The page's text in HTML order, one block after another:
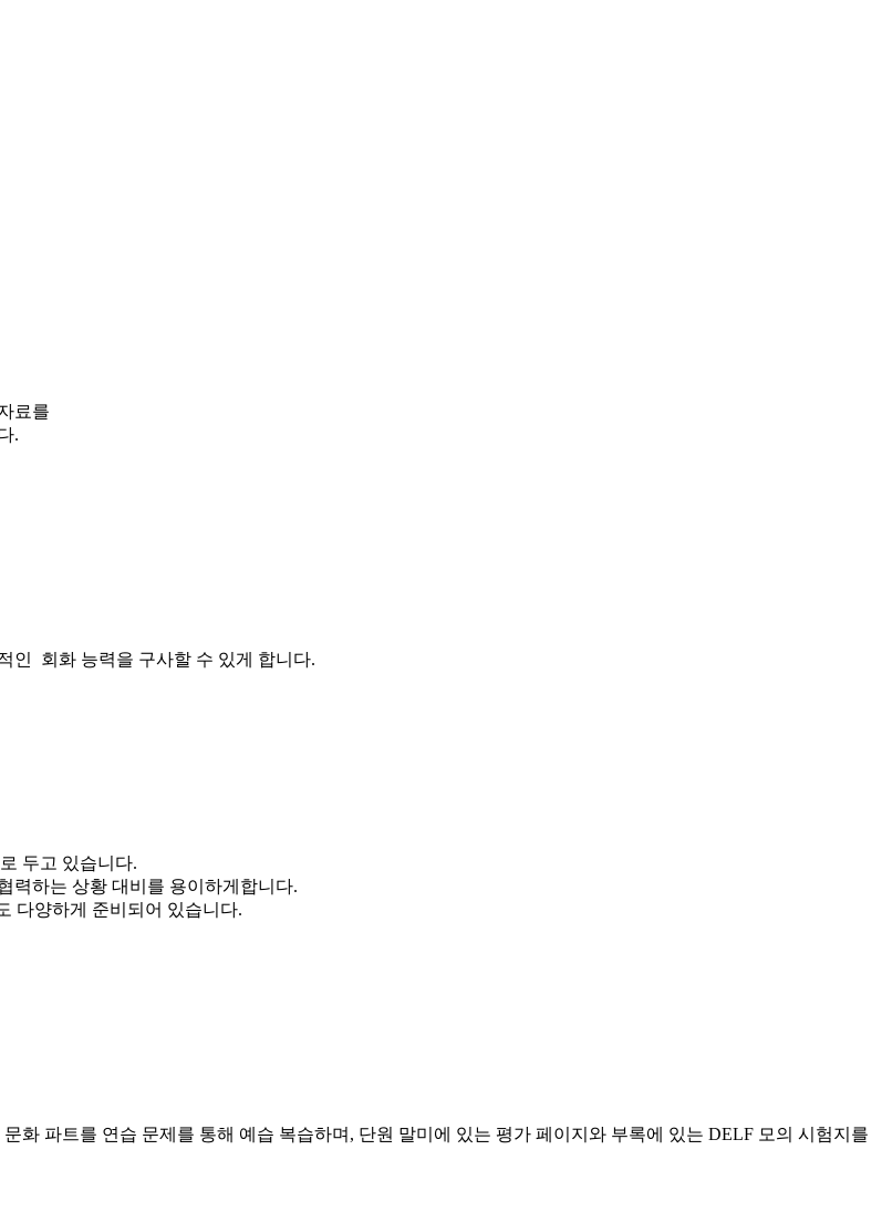
료를
.
인 회화 능력을 구사할 수 있게 합니다.
두고 있습니다.
력하는 상황 대비를 용이하게합니다.
다양하게 준비되어 있습니다.
화 파트를 연습 문제를 통해 예습 복습하며, 단원 말미에 있는 평가 페이지와 부록에 있는 DELF 모의 시험지를